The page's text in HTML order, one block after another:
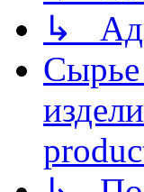
↳
Сырье